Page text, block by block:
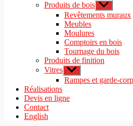
Produits de bois Afficher
le
sous-
Revêtements muraux
Meubles
Moulures
Comptoirs en bois
Tournage du bois
Produits de finition
Vitres Afficher
le
sous-
Rampes et garde-
Réalisations
Devis en ligne
Contact
English